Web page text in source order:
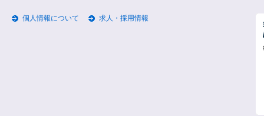
個人情報について 求人・採用情報